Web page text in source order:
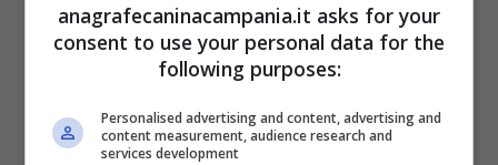
anagrafecaninacampania.it asks for your
consent to use your personal data for the
following purposes:
Personalised advertising and content, advertising and
content measurement, audience research and
services development